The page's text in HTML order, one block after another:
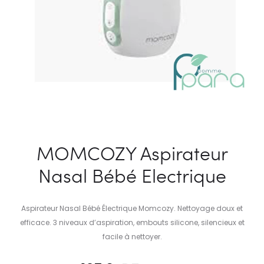
MOMCOZY Aspirateur
Nasal Bébé Electrique
Aspirateur Nasal Bébé Électrique Momcozy. Nettoyage doux et
efficace. 3 niveaux d’aspiration, embouts silicone, silencieux et
facile à nettoyer.